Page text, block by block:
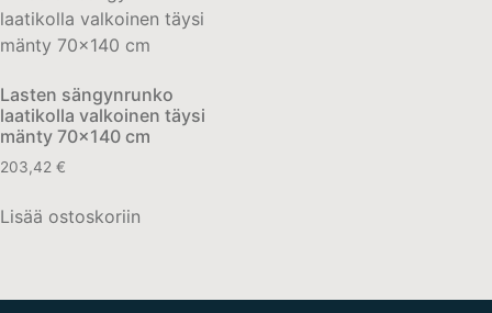
Lasten sängynrunko
laatikolla valkoinen täysi
mänty 70×140 cm
203,42 €
Lisää ostoskoriin